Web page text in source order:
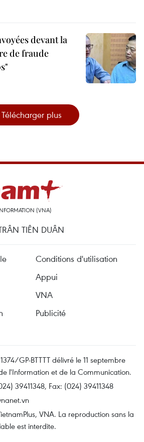
devant la
de fraude
Télécharger plus
(VNA)
TIÊN DUÂN
Conditions d'utilisation
Appui
VNA
Publicité
GP-BTTTT délivré le 11 septembre
l'Information et de la Communication.
39411348, Fax: (024) 39411348
VNA. La reproduction sans la
est interdite.